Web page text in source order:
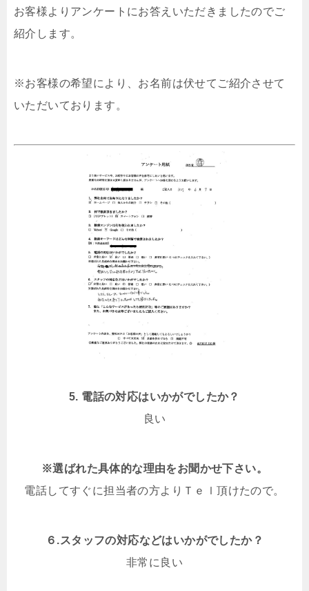
お客様よりアンケートにお答えいただきましたのでご
紹介します。
※お客様の希望により、お名前は伏せてご紹介させて
いただいております。
5. 電話の対応はいかがでしたか？
良い
※選ばれた具体的な理由をお聞かせ下さい。
電話してすぐに担当者の方よりＴｅｌ頂けたので。
６.スタッフの対応などはいかがでしたか？
非常に良い